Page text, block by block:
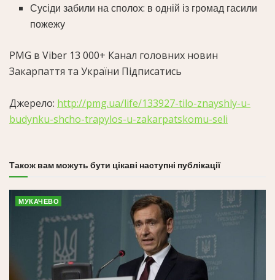
Сусіди забили на сполох: в одній із громад гасили
пожежу
PMG в Viber 13 000+ Канал головних новин
Закарпаття та України Підписатись
Джерело: http://pmg.ua/life/133927-tilo-znayshly-u-
budynku-shcho-trapylos-u-zakarpatskomu-seli
Також вам можуть бути цікаві наступні публікації
МУКАЧЕВО